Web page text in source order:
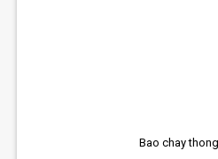
Bao chay